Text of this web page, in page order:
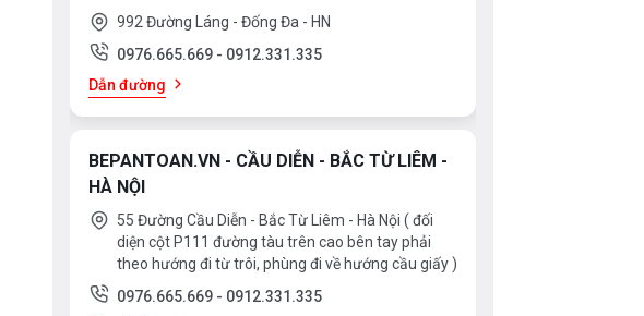
Đánh bóng sản phẩm.
Lắp ráp sản phẩm
Kiểm tra, thử nước, đồng gói sản phẩm.
992 Đường Láng - Đống Đa - HN
0976.665.669 - 0912.331.335
Dẫn đường
BEPANTOAN.VN - CẦU DIỄN - BẮC TỪ LIÊM -
HÀ NỘI
55 Đường Cầu Diễn - Bắc Từ Liêm - Hà Nội ( đối
diện cột P111 đường tàu trên cao bên tay phải
theo hướng đi từ trôi, phùng đi về hướng cầu giấy )
0976.665.669 - 0912.331.335